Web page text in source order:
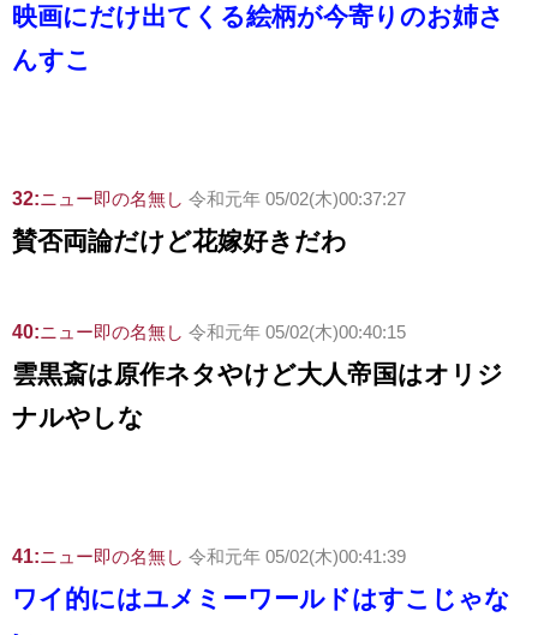
映画にだけ出てくる絵柄が今寄りのお姉さ
んすこ
32:ニュー即の名無し 令和元年 05/02(木)00:37:27
賛否両論だけど花嫁好きだわ
40:ニュー即の名無し 令和元年 05/02(木)00:40:15
雲黒斎は原作ネタやけど大人帝国はオリジ
ナルやしな
41:ニュー即の名無し 令和元年 05/02(木)00:41:39
ワイ的にはユメミーワールドはすこじゃな